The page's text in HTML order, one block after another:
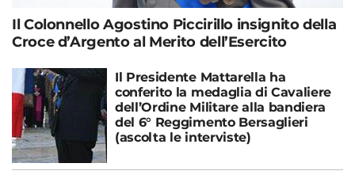
Il Colonnello Agostino Piccirillo insignito della
Croce d’Argento al Merito dell’Esercito
Il Presidente Mattarella ha
conferito la medaglia di Cavaliere
dell’Ordine Militare alla bandiera
del 6° Reggimento Bersaglieri
(ascolta le interviste)